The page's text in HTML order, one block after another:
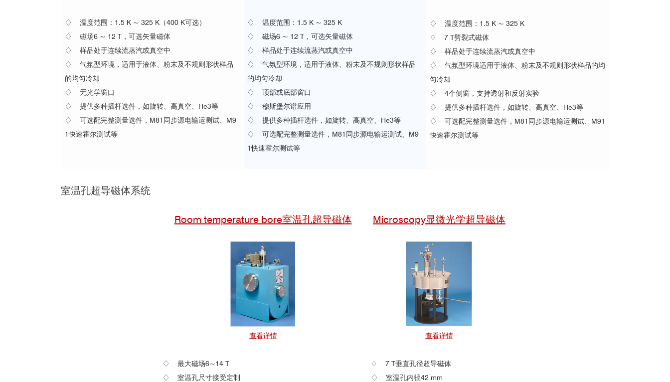
♢ 温度范围：1.5 K ~ 325 K（400 K可选）
♢ 磁场6 ~ 12 T，可选矢量磁体
♢ 样品处于连续流蒸汽或真空中
♢ 气氛型环境，适用于液体、粉末及不规则形状样品
的均匀冷却
♢ 无光学窗口
♢ 提供多种插杆选件，如旋转、高真空、He3等
♢ 可选配完整测量选件，M81同步源电输运测试、M9
1快速霍尔测试等
♢ 温度范围：1.5 K ~ 325 K
♢ 磁场6 ~ 12 T，可选矢量磁体
♢ 样品处于连续流蒸汽或真空中
♢ 气氛型环境，适用于液体、粉末及不规则形状样品
的均匀冷却
♢ 顶部或底部窗口
♢ 穆斯堡尔谱应用
♢ 提供多种插杆选件，如旋转、高真空、He3等
♢ 可选配完整测量选件，M81同步源电输运测试、M9
1快速霍尔测试等
♢ 温度范围：1.5 K ~ 325 K
♢ 7 T劈裂式磁体
♢ 样品处于连续流蒸汽或真空中
♢ 气氛型环境适用于液体、粉末及不规则形状样品的均
匀冷却
♢ 4个侧窗，支持透射和反射实验
♢ 提供多种插杆选件，如旋转、高真空、He3等
♢ 可选配完整测量选件，M81同步源电输运测试、M91
快速霍尔测试等
室温孔超导磁体系统
Room temperature bore室温孔超导磁体
查看详情
♢ 最大磁场6~14 T
♢ 室温孔尺寸接受定制
Microscopy显微光学超导磁体
查看详情
♢ 7 T垂直孔径超导磁体
♢ 室温孔内径42 mm